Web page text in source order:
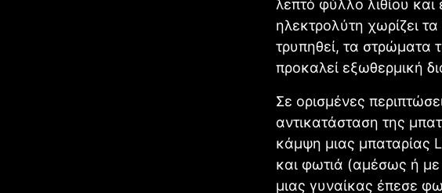
λεπτό φύλλο λιθίου
ηλεκτρολύτη χωρίζει
τρυπηθεί, τα στρώματα
προκαλεί εξωθερμική
Σε ορισμένες
αντικατάσταση της
κάμψη μιας μπαταρίας
και φωτιά (αμέσως ή
μιας γυναίκας έπεσε